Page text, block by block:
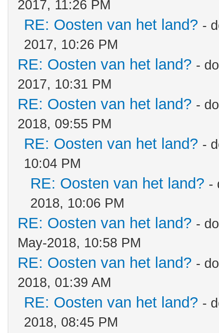
2017, 11:26 PM
RE: Oosten van het land? -
2017, 10:26 PM
RE: Oosten van het land? -
2017, 10:31 PM
RE: Oosten van het land? -
2018, 09:55 PM
RE: Oosten van het land? -
10:04 PM
RE: Oosten van het land? -
2018, 10:06 PM
RE: Oosten van het land? -
May-2018, 10:58 PM
RE: Oosten van het land? -
2018, 01:39 AM
RE: Oosten van het land? -
2018, 08:45 PM